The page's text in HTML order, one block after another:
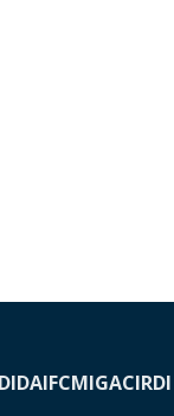
IDAIFCMIGACIRDI